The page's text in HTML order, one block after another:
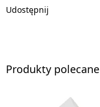
Udostępnij
Produkty polecane